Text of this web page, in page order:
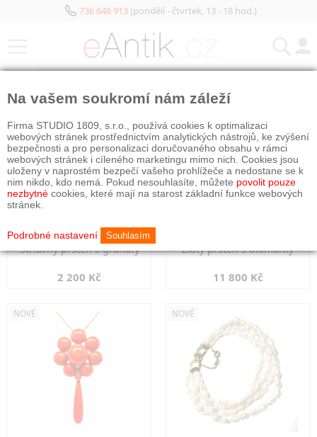
736 646 913(pondělí - čtvrtek, 13 - 18 hod.)
Stříbrný prsten s granáty
2 200 Kč
Zlatý prsten s diamanty
11 800 Kč
NOVÉ NOVÉ
Na vašem soukromí nám záleží
Firma STUDIO 1809, s.r.o., používá cookies k optimalizaci
webových stránek prostřednictvím analytických nástrojů, ke zvýšení
bezpečnosti a pro personalizaci doručovaného obsahu v rámci
webových stránek i cíleného marketingu mimo nich. Cookies jsou
uloženy v naprostém bezpečí vašeho prohlížeče a nedostane se k
nim nikdo, kdo nemá. Pokud nesouhlasíte, můžete povolit pouze
nezbytné cookies, které mají na starost základní funkce webových
stránek.
Podrobné nastavení Souhlasím